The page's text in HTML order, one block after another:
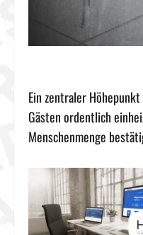
Ein zentraler
Gästen ordentlich
Menschenmenge